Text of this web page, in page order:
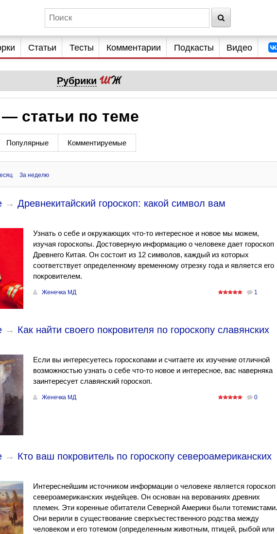
Статьи Тесты Комментарии Подкасты Видео
Рубрики
статьи по теме
Популярные Комментируемые
За неделю
→ Древнекитайский гороскоп: какой символ вам
Узнать о себе и окружающих что-то интересное и новое мы можем,
изучая гороскопы. Достоверную информацию о человеке дает гороскоп
Древнего Китая. Он состоит из 12 символов, каждый из которых
соответствует определенному временному отрезку года и является его
покровителем.
Женечка МД 1
→ Как найти своего покровителя по гороскопу славянских
Если вы интересуетесь гороскопами и считаете их изучение отличной
возможностью узнать о себе что-то новое и интересное, вас наверняка
заинтересует славянский гороскоп.
Женечка МД 0
→ Кто ваш покровитель по гороскопу североамериканских
Интереснейшим источником информации о человеке является гороскоп
североамериканских индейцев. Он основан на верованиях древних
племен. Эти коренные обитатели Северной Америки были тотемистами.
Они верили в существование сверхъестественного родства между
человеком и его тотемом (определенным животным, птицей, рыбой или